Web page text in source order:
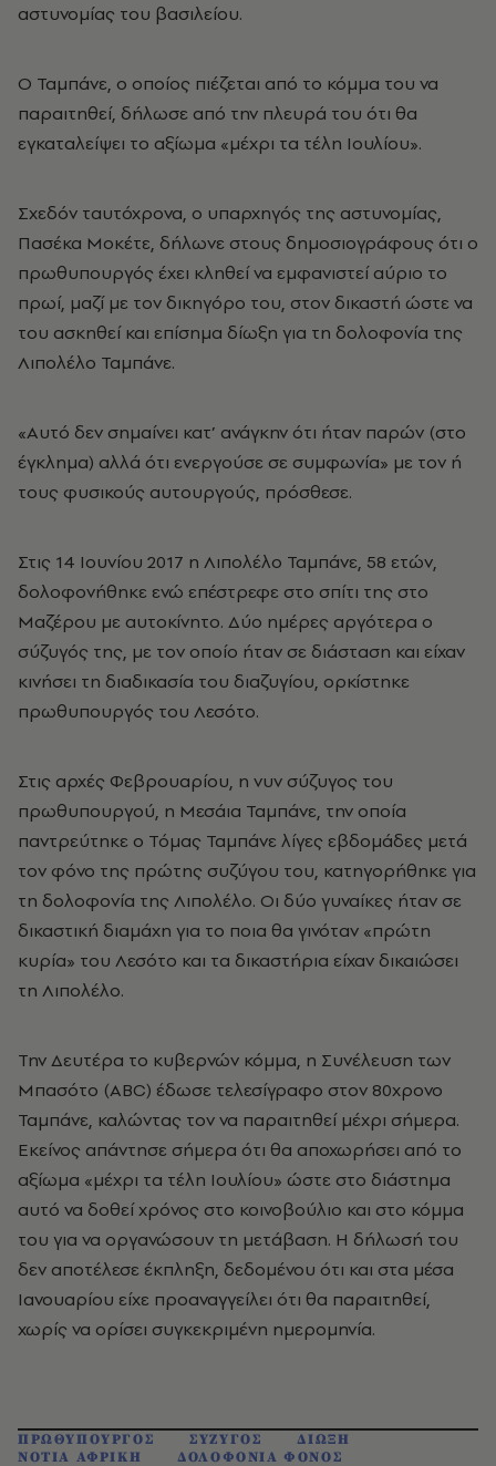
αστυνομίας του βασιλείου.
Ο Ταμπάνε, ο οποίος πιέζεται από το κόμμα του να
παραιτηθεί, δήλωσε από την πλευρά του ότι θα
εγκαταλείψει το αξίωμα «μέχρι τα τέλη Ιουλίου».
Σχεδόν ταυτόχρονα, ο υπαρχηγός της αστυνομίας,
Πασέκα Μοκέτε, δήλωνε στους δημοσιογράφους ότι ο
πρωθυπουργός έχει κληθεί να εμφανιστεί αύριο το
πρωί, μαζί με τον δικηγόρο του, στον δικαστή ώστε να
του ασκηθεί και επίσημα δίωξη για τη δολοφονία της
Λιπολέλο Ταμπάνε.
«Αυτό δεν σημαίνει κατ’ ανάγκην ότι ήταν παρών (στο
έγκλημα) αλλά ότι ενεργούσε σε συμφωνία» με τον ή
τους φυσικούς αυτουργούς, πρόσθεσε.
Στις 14 Ιουνίου 2017 η Λιπολέλο Ταμπάνε, 58 ετών,
δολοφονήθηκε ενώ επέστρεφε στο σπίτι της στο
Μαζέρου με αυτοκίνητο. Δύο ημέρες αργότερα ο
σύζυγός της, με τον οποίο ήταν σε διάσταση και είχαν
κινήσει τη διαδικασία του διαζυγίου, ορκίστηκε
πρωθυπουργός του Λεσότο.
Στις αρχές Φεβρουαρίου, η νυν σύζυγος του
πρωθυπουργού, η Μεσάια Ταμπάνε, την οποία
παντρεύτηκε ο Τόμας Ταμπάνε λίγες εβδομάδες μετά
τον φόνο της πρώτης συζύγου του, κατηγορήθηκε για
τη δολοφονία της Λιπολέλο. Οι δύο γυναίκες ήταν σε
δικαστική διαμάχη για το ποια θα γινόταν «πρώτη
κυρία» του Λεσότο και τα δικαστήρια είχαν δικαιώσει
τη Λιπολέλο.
Την Δευτέρα το κυβερνών κόμμα, η Συνέλευση των
Μπασότο (ABC) έδωσε τελεσίγραφο στον 80χρονο
Ταμπάνε, καλώντας τον να παραιτηθεί μέχρι σήμερα.
Εκείνος απάντησε σήμερα ότι θα αποχωρήσει από το
αξίωμα «μέχρι τα τέλη Ιουλίου» ώστε στο διάστημα
αυτό να δοθεί χρόνος στο κοινοβούλιο και στο κόμμα
του για να οργανώσουν τη μετάβαση. Η δήλωσή του
δεν αποτέλεσε έκπληξη, δεδομένου ότι και στα μέσα
Ιανουαρίου είχε προαναγγείλει ότι θα παραιτηθεί,
χωρίς να ορίσει συγκεκριμένη ημερομηνία.
ΠΡΩΘΥΠΟΥΡΓΟΣ ΣΥΖΥΓΟΣ
ΔΙΩΞΗ
ΝΟΤΙΑ ΑΦΡΙΚΗ
ΔΟΛΟΦΟΝΙΑ ΦΟΝΟΣ